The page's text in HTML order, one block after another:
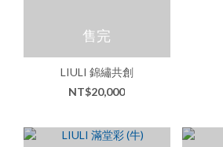
售完
LIULI 錦繡共創
NT$20,000